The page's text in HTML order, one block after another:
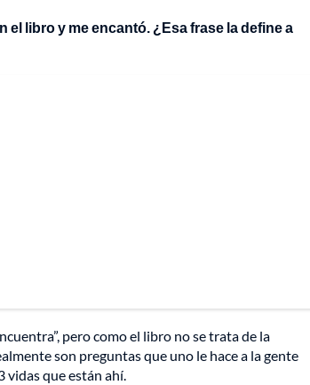
libro y me encantó. ¿Esa frase la define a
pero como el libro no se trata de la
son preguntas que uno le hace a la gente
vidas que están ahí.